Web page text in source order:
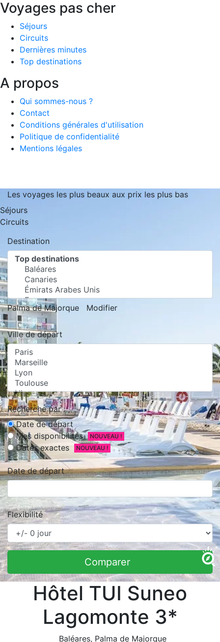
Voyages pas cher
Séjours
Circuits
Dernières minutes
Top destinations
A propos
Qui sommes-nous ?
Contact
Conditions générales d'utilisation
Politique de confidentialité
Mentions légales
Les voyages les plus beaux aux prix les plus bas
Séjours
Circuits
Destination
Palma de Majorque Modifier
Ville de départ
Recherche par :
Date de départ
Mes disponibilités
NOUVEAU !
Dates exactes NOUVEAU !
Date de départ
Flexibilité
Comparer
Hôtel TUI Suneo
Lagomonte 3*
Baléares, Palma de Majorque